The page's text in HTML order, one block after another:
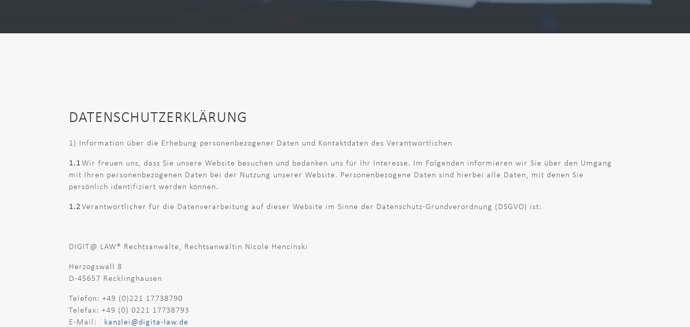
DATENSCHUTZERKLÄRUNG
1) Information über die Erhebung personenbezogener Daten und Kontaktdaten des Verantwortlichen
1.1Wir freuen uns, dass Sie unsere Website besuchen und bedanken uns für Ihr Interesse. Im Folgenden informieren wir Sie über den Umgang
mit Ihren personenbezogenen Daten bei der Nutzung unserer Website. Personenbezogene Daten sind hierbei alle Daten, mit denen Sie
persönlich identifiziert werden können.
1.2Verantwortlicher für die Datenverarbeitung auf dieser Website im Sinne der Datenschutz-Grundverordnung (DSGVO) ist:
DIGIT@ LAW® Rechtsanwälte, Rechtsanwältin Nicole Hencinski
Herzogswall 8
D-45657 Recklinghausen
Telefon: +49 (0)221 17738790
Telefax: +49 (0) 0221 17738793
E-Mail: kanzlei@digita-law.de